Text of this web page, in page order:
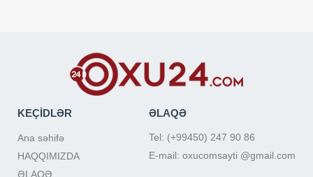
KEÇİDLƏR
Ana səhifə
HAQQIMIZDA
ƏLAQƏ
ƏLAQƏ
Tel: (+99450) 247 90 86
E-mail: oxucomsayti @gmail.com